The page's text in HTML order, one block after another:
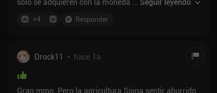
jugadores libres acceder al equipo más fuerte con
sino a tener otras habilidades o un equipo específico.
Puedes crear cualquier tipo de estructura
personalizada con tanta libertad. Incluso aceptar
trabajos/profesiones específicos no oficiales para
+4 Responder
Drock11 • hace 1a
Gran mmo. Pero la agricultura Spina sentir aburrido